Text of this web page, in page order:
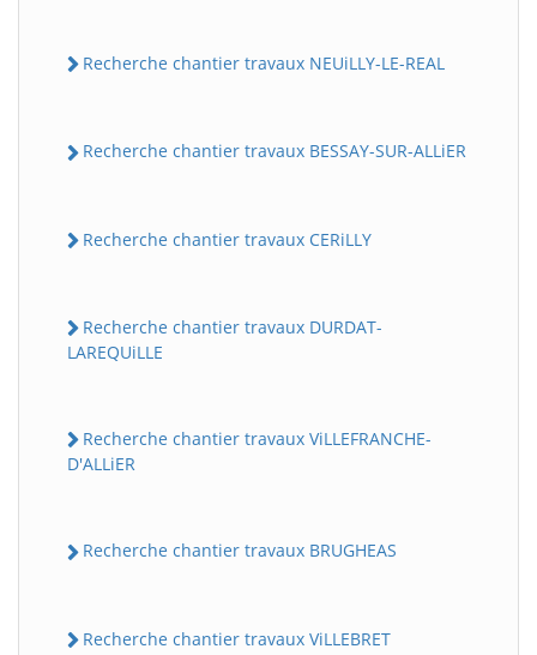
Recherche chantier travaux NEUiLLY-LE-REAL
Recherche chantier travaux BESSAY-SUR-ALLiER
Recherche chantier travaux CERiLLY
Recherche chantier travaux DURDAT-
LAREQUiLLE
Recherche chantier travaux ViLLEFRANCHE-
D'ALLiER
Recherche chantier travaux BRUGHEAS
Recherche chantier travaux ViLLEBRET